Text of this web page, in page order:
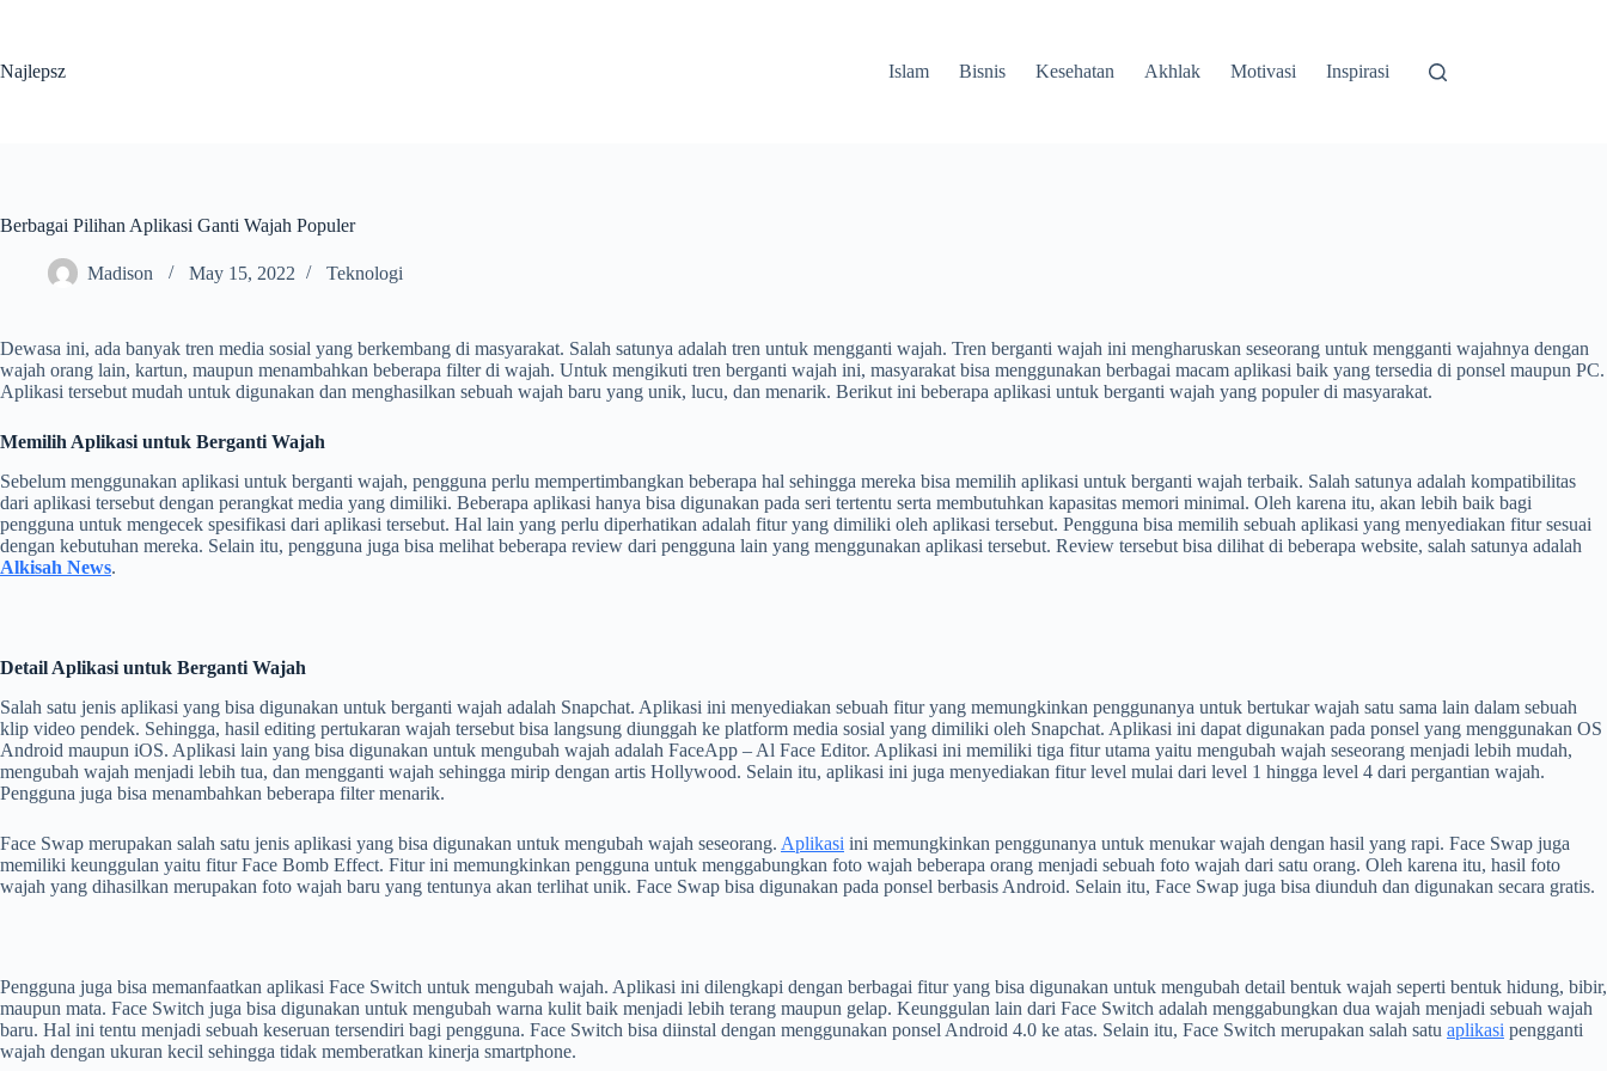
Najlepsz
Islam Bisnis Kesehatan Akhlak Motivasi Inspirasi
Berbagai Pilihan Aplikasi Ganti Wajah Populer
Madison May 15, 2022 Teknologi
Dewasa ini, ada banyak tren media sosial yang berkembang di masyarakat. Salah satunya adalah tren untuk mengganti wajah. Tren berganti wajah ini mengharuskan seseorang untuk mengganti wajahnya dengan
wajah orang lain, kartun, maupun menambahkan beberapa filter di wajah. Untuk mengikuti tren berganti wajah ini, masyarakat bisa menggunakan berbagai macam aplikasi baik yang tersedia di ponsel maupun PC.
Aplikasi tersebut mudah untuk digunakan dan menghasilkan sebuah wajah baru yang unik, lucu, dan menarik. Berikut ini beberapa aplikasi untuk berganti wajah yang populer di masyarakat.
Memilih Aplikasi untuk Berganti Wajah
Sebelum menggunakan aplikasi untuk berganti wajah, pengguna perlu mempertimbangkan beberapa hal sehingga mereka bisa memilih aplikasi untuk berganti wajah terbaik. Salah satunya adalah kompatibilitas
dari aplikasi tersebut dengan perangkat media yang dimiliki. Beberapa aplikasi hanya bisa digunakan pada seri tertentu serta membutuhkan kapasitas memori minimal. Oleh karena itu, akan lebih baik bagi
pengguna untuk mengecek spesifikasi dari aplikasi tersebut. Hal lain yang perlu diperhatikan adalah fitur yang dimiliki oleh aplikasi tersebut. Pengguna bisa memilih sebuah aplikasi yang menyediakan fitur sesuai
dengan kebutuhan mereka. Selain itu, pengguna juga bisa melihat beberapa review dari pengguna lain yang menggunakan aplikasi tersebut. Review tersebut bisa dilihat di beberapa website, salah satunya adalah
Alkisah News.
Detail Aplikasi untuk Berganti Wajah
Salah satu jenis aplikasi yang bisa digunakan untuk berganti wajah adalah Snapchat. Aplikasi ini menyediakan sebuah fitur yang memungkinkan penggunanya untuk bertukar wajah satu sama lain dalam sebuah
klip video pendek. Sehingga, hasil editing pertukaran wajah tersebut bisa langsung diunggah ke platform media sosial yang dimiliki oleh Snapchat. Aplikasi ini dapat digunakan pada ponsel yang menggunakan OS
Android maupun iOS. Aplikasi lain yang bisa digunakan untuk mengubah wajah adalah FaceApp – Al Face Editor. Aplikasi ini memiliki tiga fitur utama yaitu mengubah wajah seseorang menjadi lebih mudah,
mengubah wajah menjadi lebih tua, dan mengganti wajah sehingga mirip dengan artis Hollywood. Selain itu, aplikasi ini juga menyediakan fitur level mulai dari level 1 hingga level 4 dari pergantian wajah.
Pengguna juga bisa menambahkan beberapa filter menarik.
Face Swap merupakan salah satu jenis aplikasi yang bisa digunakan untuk mengubah wajah seseorang. Aplikasi ini memungkinkan penggunanya untuk menukar wajah dengan hasil yang rapi. Face Swap juga
memiliki keunggulan yaitu fitur Face Bomb Effect. Fitur ini memungkinkan pengguna untuk menggabungkan foto wajah beberapa orang menjadi sebuah foto wajah dari satu orang. Oleh karena itu, hasil foto
wajah yang dihasilkan merupakan foto wajah baru yang tentunya akan terlihat unik. Face Swap bisa digunakan pada ponsel berbasis Android. Selain itu, Face Swap juga bisa diunduh dan digunakan secara gratis.
Pengguna juga bisa memanfaatkan aplikasi Face Switch untuk mengubah wajah. Aplikasi ini dilengkapi dengan berbagai fitur yang bisa digunakan untuk mengubah detail bentuk wajah seperti bentuk hidung, bibir,
maupun mata. Face Switch juga bisa digunakan untuk mengubah warna kulit baik menjadi lebih terang maupun gelap. Keunggulan lain dari Face Switch adalah menggabungkan dua wajah menjadi sebuah wajah
baru. Hal ini tentu menjadi sebuah keseruan tersendiri bagi pengguna. Face Switch bisa diinstal dengan menggunakan ponsel Android 4.0 ke atas. Selain itu, Face Switch merupakan salah satu aplikasi pengganti
wajah dengan ukuran kecil sehingga tidak memberatkan kinerja smartphone.